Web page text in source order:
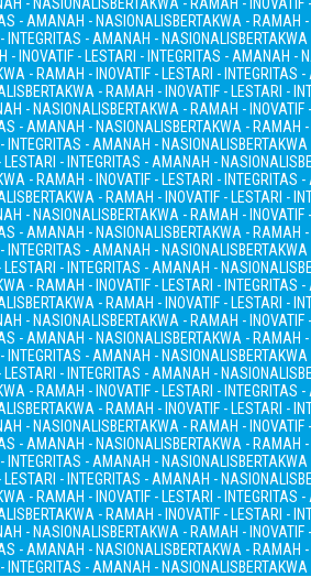
- AMANAH - NASIONALISBERTAKWA - RAMAH
INTEGRITAS - AMANAH - NASIONALIS
- INOVATIF - LESTARI - INTEGRITAS - AMANAH -
- RAMAH - INOVATIF - LESTARI - INTEGRITAS
BERTAKWA - RAMAH - INOVATIF - LESTARI -
- NASIONALISBERTAKWA - RAMAH -
- AMANAH - NASIONALISBERTAKWA - RAMAH
INTEGRITAS - AMANAH - NASIONALIS
- INTEGRITAS - AMANAH - NASIONALIS
- RAMAH - INOVATIF - LESTARI - INTEGRITAS
BERTAKWA - RAMAH - INOVATIF - LESTARI -
- NASIONALISBERTAKWA - RAMAH -
- AMANAH - NASIONALISBERTAKWA - RAMAH
INTEGRITAS - AMANAH - NASIONALIS
- INTEGRITAS - AMANAH - NASIONALIS
- RAMAH - INOVATIF - LESTARI - INTEGRITAS
BERTAKWA - RAMAH - INOVATIF - LESTARI -
- NASIONALISBERTAKWA - RAMAH -
- AMANAH - NASIONALISBERTAKWA - RAMAH
INTEGRITAS - AMANAH - NASIONALIS
- INTEGRITAS - AMANAH - NASIONALIS
- RAMAH - INOVATIF - LESTARI - INTEGRITAS
BERTAKWA - RAMAH - INOVATIF - LESTARI -
- NASIONALISBERTAKWA - RAMAH -
- AMANAH - NASIONALISBERTAKWA - RAMAH
INTEGRITAS - AMANAH - NASIONALIS
- INTEGRITAS - AMANAH - NASIONALIS
- RAMAH - INOVATIF - LESTARI - INTEGRITAS
BERTAKWA - RAMAH - INOVATIF - LESTARI -
- NASIONALISBERTAKWA - RAMAH -
- AMANAH - NASIONALISBERTAKWA - RAMAH
INTEGRITAS - AMANAH - NASIONALIS